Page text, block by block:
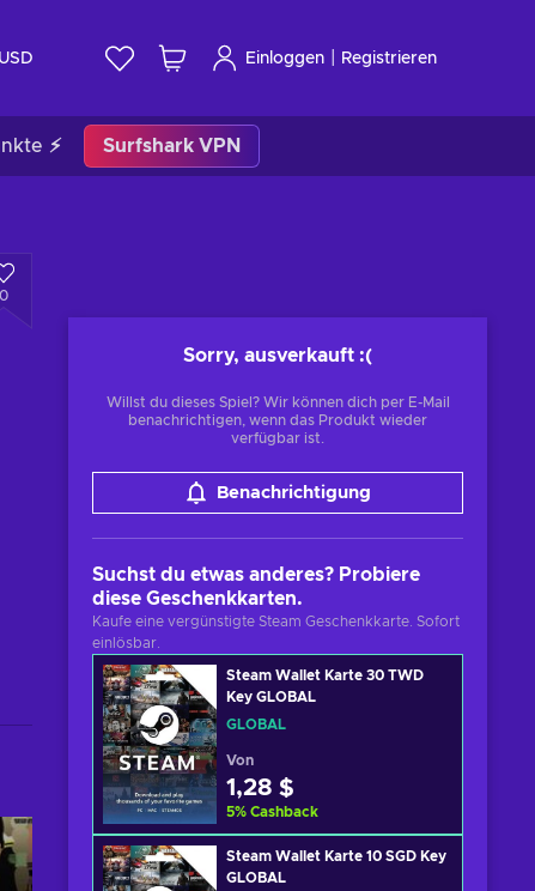
USD Einloggen Registrieren
⚡ Surfshark VPN
0
Sorry, ausverkauft :(
Willst du dieses Spiel? Wir können dich per E-Mail
benachrichtigen, wenn das Produkt wieder
verfügbar ist.
Benachrichtigung
Suchst du etwas anderes? Probiere
diese Geschenkkarten.
Kaufe eine vergünstigte Steam Geschenkkarte. Sofort
einlösbar.
Steam Wallet Karte 30 TWD
Key GLOBAL
GLOBAL
Von
1,28 $
5% Cashback
Steam Wallet Karte 10 SGD Key
GLOBAL